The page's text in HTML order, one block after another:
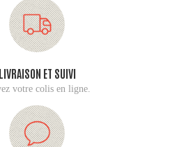
LIVRAISON ET SUIVI
votre colis en ligne.